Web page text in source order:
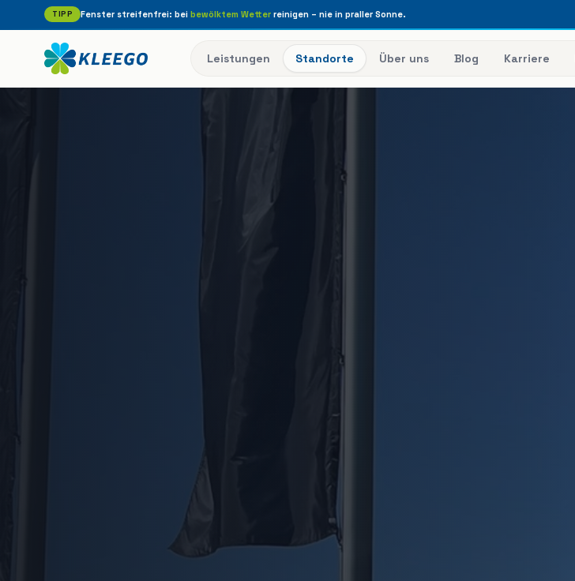
TIPP Fenster streifenfrei: bei bewölktem Wetter reinigen – nie in praller Sonne.
Leistungen Standorte Über uns Blog Karriere